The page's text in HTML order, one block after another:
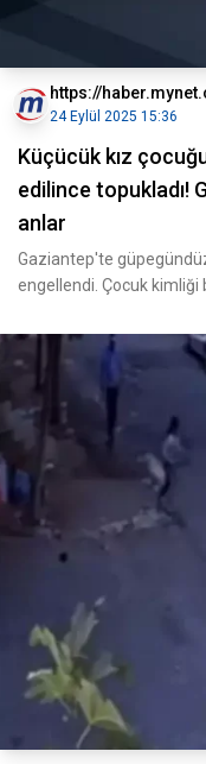
https://
24 Eylül 2025 15:36
Küçücük kız
edilince topukladı!
anlar
Gaziantep'te
engellendi. Çocuk kimliği